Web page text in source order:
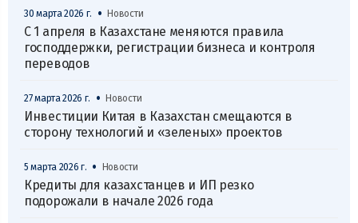
30 марта 2026 г. • Новости
С 1 апреля в Казахстане меняются правила
господдержки, регистрации бизнеса и контроля
переводов
27 марта 2026 г. • Новости
Инвестиции Китая в Казахстан смещаются в
сторону технологий и «зеленых» проектов
5 марта 2026 г. • Новости
Кредиты для казахстанцев и ИП резко
подорожали в начале 2026 года